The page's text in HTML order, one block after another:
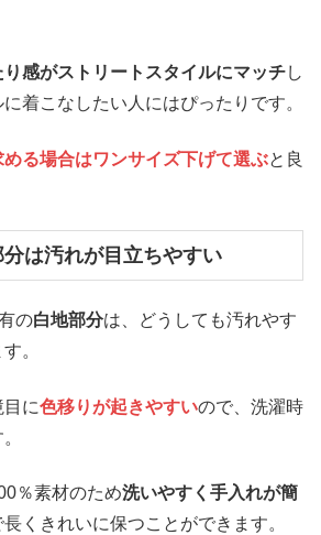
り感がストリートスタイルにマッチし
着こなしたい人にはぴったりです。
る場合はワンサイズ下げて選ぶと良
は汚れが目立ちやすい
の白地部分は、どうしても汚れやす
。
に色移りが起きやすいので、洗濯時
％素材のため洗いやすく手入れが簡
くきれいに保つことができます。